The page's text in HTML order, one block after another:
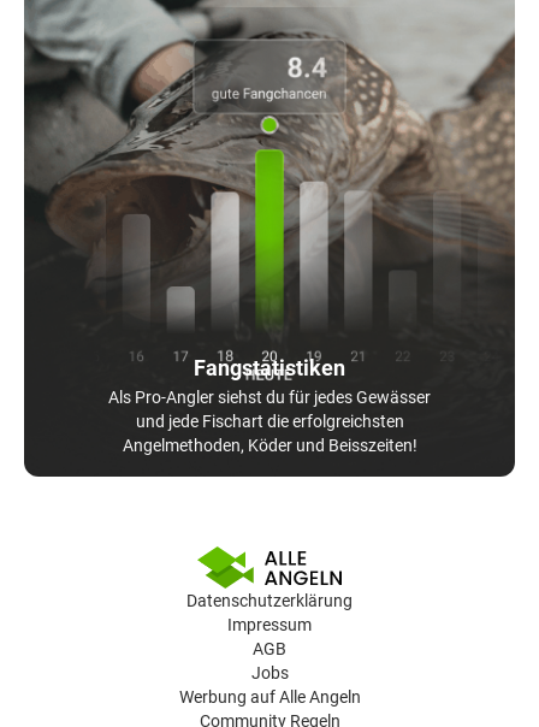
Fangstatistiken
Als Pro-Angler siehst du für jedes Gewässer
und jede Fischart die erfolgreichsten
Angelmethoden, Köder und Beisszeiten!
Datenschutzerklärung
Impressum
AGB
Jobs
Werbung auf Alle Angeln
Community Regeln